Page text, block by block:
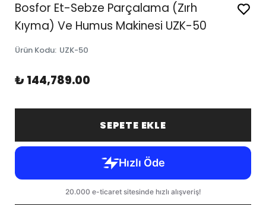
Bosfor Et-Sebze Parçalama (Zırh
Kıyma) Ve Humus Makinesi UZK-50
Ürün Kodu: UZK-50
₺ 144,789.00
SEPETE EKLE